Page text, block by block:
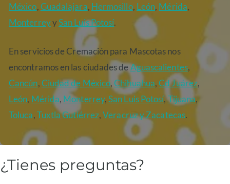
México,Guadalajara, Hermosillo, León, Mérida,
MonterreyySan Luis Potosí.
En servicios de Cremación para Mascotas nos
encontramos en las ciudades deAguascalientes,
Cancún,Ciudad de México,Chihuahua,Cd Juárez,
León, Mérida, Monterrey,San Luis Potosí,Tijuana,
Toluca,Tuxtla Gutiérrez,Veracruzy Zacatecas.
¿Tienes preguntas?